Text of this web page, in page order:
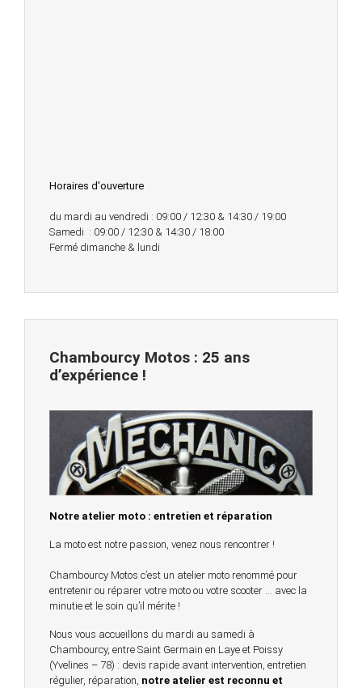
Horaires d'ouverture
du mardi au vendredi : 09:00 / 12:30 & 14:30 / 19:00
Samedi : 09:00 / 12:30 & 14:30 / 18:00
Fermé dimanche & lundi
Chambourcy Motos : 25 ans
d’expérience !
Notre atelier moto : entretien et réparation
La moto est notre passion, venez nous rencontrer !
Chambourcy Motos c’est un atelier moto renommé pour
entretenir ou réparer votre moto ou votre scooter … avec la
minutie et le soin qu’il mérite !
Nous vous accueillons du mardi au samedi à
Chambourcy, entre Saint Germain en Laye et Poissy
(Yvelines – 78) : devis rapide avant intervention, entretien
régulier, réparation, notre atelier est reconnu et